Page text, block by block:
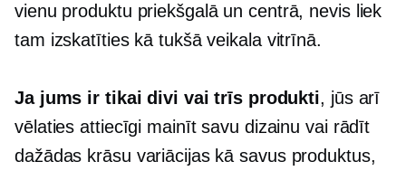
vienu produktu priekšgalā un centrā, nevis liek
tam izskatīties kā tukšā veikala vitrīnā.
Ja jums ir tikai divi vai trīs produkti, jūs arī
vēlaties attiecīgi mainīt savu dizainu vai rādīt
dažādas krāsu variācijas kā savus produktus,